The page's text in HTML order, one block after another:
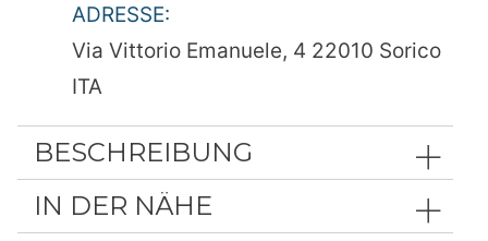
ADRESSE:
Via Vittorio Emanuele, 4 22010 Sorico
ITA
BESCHREIBUNG
IN DER NÄHE